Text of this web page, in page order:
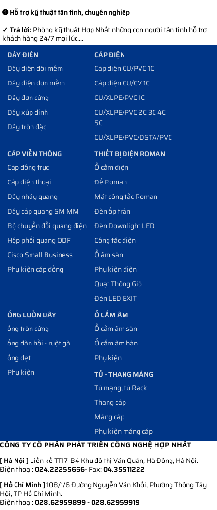
➍ Hỗ trợ kỹ thuật tận tình, chuyên nghiệp
✓ Trả lời: Phòng kỹ thuật Hợp Nhất những con người tận tình hỗ trợ
khách hàng 24/7 mọi lúc....
DÂY ĐIỆN
Dây điện đôi mềm
Dây điện đơn mềm
Dây đơn cứng
Dây xúp dính
Dây tròn đặc
CÁP ĐIỆN
Cáp điện CU/PVC 1C
Cáp điện CU/CV 1C
CU/XLPE/PVC 1C
CU/XLPE/PVC 2C 3C 4C
5C
CU/XLPE/PVC/DSTA/PVC
CÁP VIỄN THÔNG
Cáp đồng trục
Cáp điện thoại
Dây nhảy quang
Dây cáp quang SM MM
Bộ chuyển đổi quang điện
Hộp phối quang ODF
Cisco Small Business
Phụ kiện cáp đồng
THIẾT BỊ ĐIỆN ROMAN
Ổ cắm điện
Đế Roman
Mặt công tắc Roman
Đèn ốp trần
Đèn Downlight LED
Công tăc điện
Ổ âm sàn
Phụ kiện điện
Quạt Thông Gió
Đèn LED EXIT
ỐNG LUỒN DÂY
ống tròn cứng
ống đàn hồi - ruột gà
ống dẹt
Phụ kiện
Ổ CẮM ÂM
Ổ cắm âm sàn
Ổ cắm âm bàn
Phụ kiện
TỦ - THANG MÁNG
Tủ mạng, tủ Rack
Thang cáp
Máng cáp
Phụ kiện máng cáp
CÔNG TY CỔ PHẦN PHÁT TRIỂN CÔNG NGHỆ HỢP NHẤT
[ Hà Nội ] Liền kề TT17-B4 Khu đô thị Văn Quán, Hà Đông, Hà Nội.
Điện thoại:024.22255666- Fax:04.35511222
[ Hồ Chí Minh ]108/1/6 Đường Nguyễn Văn Khối, Phường Thông Tây
Hội, TP Hồ Chí Minh.
Điện thoại:028.62959899 - 028.62959919